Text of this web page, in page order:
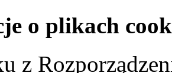
o plikach
z